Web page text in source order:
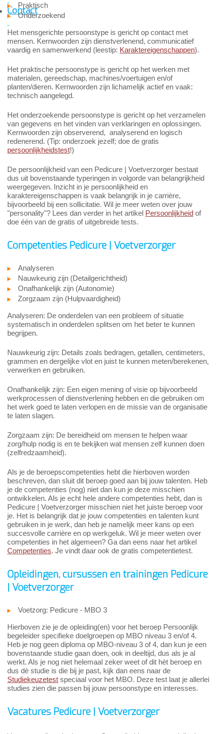
Contact
Praktisch
Onderzoekend
Het mensgerichte persoonstype is gericht op contact met
mensen. Kernwoorden zijn dienstverlenend, communicatief
vaardig en samenwerkend (leestip: Karaktereigenschappen).
Het praktische persoonstype is gericht op het werken met
materialen, gereedschap, machines/voertuigen en/of
planten/dieren. Kernwoorden zijn lichamelijk actief en vaak:
technisch aangelegd.
Het onderzoekende persoonstype is gericht op het verzamelen
van gegevens en het vinden van verklaringen en oplossingen.
Kernwoorden zijn observerend, analyserend en logisch
redenerend. (Tip: onderzoek jezelf; doe de gratis
persoonlijkheidstest!)
De persoonlijkheid van een Pedicure | Voetverzorger bestaat
dus uit bovenstaande typeringen in volgorde van belangrijkheid
weergegeven. Inzicht in je persoonlijkheid en
karaktereigenschappen is vaak belangrijk in je carrière,
bijvoorbeeld bij een sollicitatie. Wil je meer weten over jouw
"personality"? Lees dan verder in het artikel Persoonlijkheid of
doe één van de gratis of uitgebreide tests.
Competenties Pedicure | Voetverzorger
Analyseren
Nauwkeurig zijn (Detailgerichtheid)
Onafhankelijk zijn (Autonomie)
Zorgzaam zijn (Hulpvaardigheid)
Analyseren: De onderdelen van een probleem of situatie
systematisch in onderdelen splitsen om het beter te kunnen
begrijpen.
Nauwkeurig zijn: Details zoals bedragen, getallen, centimeters,
grammen en dergelijke vlot en juist te kunnen meten/berekenen,
verwerken en gebruiken.
Onafhankelijk zijn: Een eigen mening of visie op bijvoorbeeld
werkprocessen of dienstverlening hebben en die gebruiken om
het werk goed te laten verlopen en de missie van de organisatie
te laten slagen.
Zorgzaam zijn: De bereidheid om mensen te helpen waar
zorg/hulp nodig is en te bekijken wat mensen zelf kunnen doen
(zelfredzaamheid).
Als je de beroepscompetenties hebt die hierboven worden
beschreven, dan sluit dit beroep goed aan bij jouw talenten. Heb
je de competenties (nog) niet dan kun je deze misschien
ontwikkelen. Als je echt hele andere competenties hebt, dan is
Pedicure | Voetverzorger misschien niet het juiste beroep voor
je. Het is belangrijk dat je jouw competenties en talenten kunt
gebruiken in je werk, dan heb je namelijk meer kans op een
succesvolle carrière en op werkgeluk. Wil je meer weten over
competenties in het algemeen? Ga dan eens naar het artikel
Competenties. Je vindt daar ook de gratis competentietest.
Opleidingen, cursussen en trainingen Pedicure
| Voetverzorger
Voetzorg: Pedicure - MBO 3
Hierboven zie je de opleiding(en) voor het beroep Persoonlijk
begeleider specifieke doelgroepen op MBO niveau 3 en/of 4.
Heb je nog geen diploma op MBO-niveau 3 of 4, dan kun je een
bovenstaande studie gaan doen, ook in deeltijd, dus als je al
werkt. Als je nog niet helemaal zeker weet of dit hèt beroep en
dus dè studie is die bij je past, kijk dan eens naar de
Studiekeuzetest speciaal voor het MBO. Deze test laat je allerlei
studies zien die passen bij jouw persoonstype en interesses.
Vacatures Pedicure | Voetverzorger